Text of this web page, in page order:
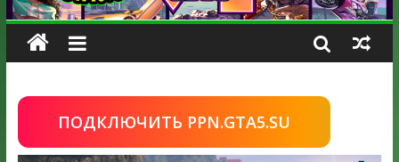
ПОДКЛЮЧИТЬ PPN.GTA5.SU